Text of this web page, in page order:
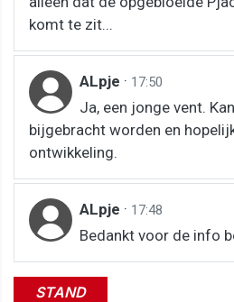
komt te zit...
ALpje · 17:50
Ja, een jonge vent.
bijgebracht worden en
ontwikkeling.
ALpje · 17:48
Bedankt voor de info
STAND